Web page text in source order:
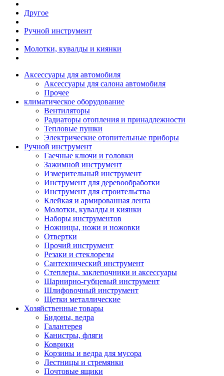
Другое
Ручной инструмент
Молотки, кувалды и киянки
Аксессуары для автомобиля
Аксессуары для салона автомобиля
Прочее
климатическое оборудование
Вентиляторы
Радиаторы отопления и принадлежности
Тепловые пушки
Электрические отопительные приборы
Ручной инструмент
Гаечные ключи и головки
Зажимной инструмент
Измерительный инструмент
Инструмент для деревообработки
Инструмент для строительства
Клейкая и армированная лента
Молотки, кувалды и киянки
Наборы инструментов
Ножницы, ножи и ножовки
Отвертки
Прочий инструмент
Резаки и стеклорезы
Сантехнический инструмент
Степлеры, заклепочники и аксессуары
Шарнирно-губцевый инструмент
Шлифовочный инструмент
Щетки металлические
Хозяйственные товары
Бидоны, ведра
Галантерея
Канистры, фляги
Коврики
Корзины и ведра для мусора
Лестницы и стремянки
Почтовые ящики